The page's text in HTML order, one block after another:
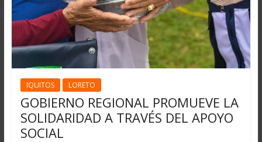
IQUITOS LORETO
GOBIERNO REGIONAL PROMUEVE LA
SOLIDARIDAD A TRAVÉS DEL APOYO
SOCIAL